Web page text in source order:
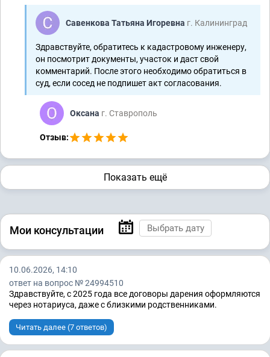
Савенкова Татьяна Игоревна г. Калининград
Здравствуйте, обратитесь к кадастровому инженеру,
он посмотрит документы, участок и даст свой
комментарий. После этого необходимо обратиться в
суд, если сосед не подпишет акт согласования.
Оксана г. Ставрополь
Отзыв:
Показать ещё
Мои консультации
10.06.2026, 14:10
ответ на вопрос № 24994510
Здравствуйте, с 2025 года все договоры дарения оформляются
через нотариуса, даже с близкими родственниками.
Читать далее (7 ответов)